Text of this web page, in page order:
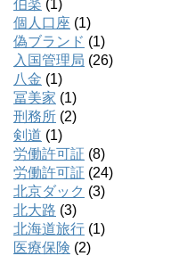
伯楽 (1)
個人口座 (1)
偽ブランド (1)
入国管理局 (26)
八金 (1)
冨美家 (1)
刑務所 (2)
剣道 (1)
労働許可証 (8)
労働許可証 (24)
北京ダック (3)
北大路 (3)
北海道旅行 (1)
医療保険 (2)